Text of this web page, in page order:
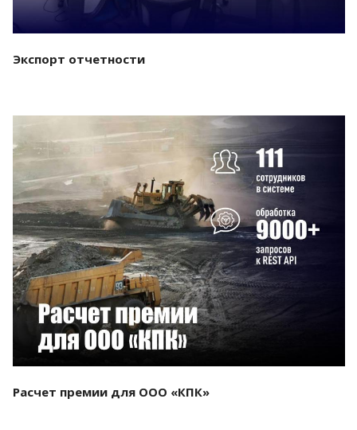
Экспорт отчетности
Смотреть проект
Расчет премии для ООО «КПК»